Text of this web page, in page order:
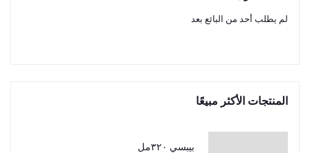
لم يطلب أحد من البائع بعد
المنتجات الأكثر مبيعًا
بيبسي ٣٢٠مل